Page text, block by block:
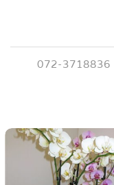
072-3718836